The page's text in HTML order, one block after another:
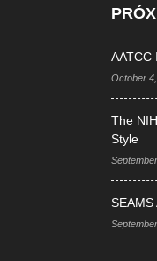
AATCC
October
The
Style